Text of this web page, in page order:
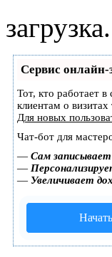
Сервис онлайн-
Тот, кто работает
клиентам о
Для новых
Чат-бот для
— Сам
—
— Увеличивает